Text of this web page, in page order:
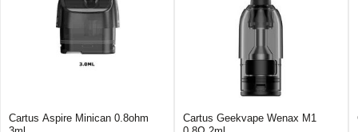
Cartus Aspire Minican 0.8ohm
Cartus Geekvape Wenax M1